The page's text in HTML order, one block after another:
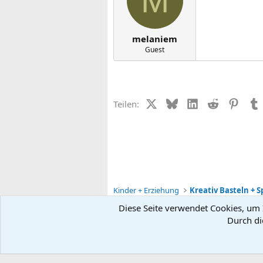
melaniem
Guest
Teilen: X (Twitter)
BlueskyLinkedIn
Reddit
Kinder + Erziehung Kreativ Basteln +
Diese Seite verwendet Cookies,
Durch